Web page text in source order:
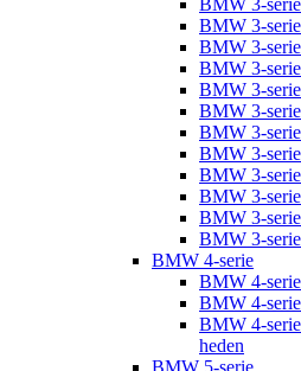
BMW 3-
BMW 3-
BMW 3-
BMW 3-
BMW 3-
BMW 3-
BMW 3-
BMW 3-
BMW 3-
BMW 3-
BMW 3-
BMW 3-
BMW 4-serie
BMW 4-
BMW 4-
BMW 4-
heden